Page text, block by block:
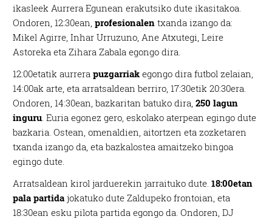
ikasleek Aurrera Egunean erakutsiko dute ikasitakoa.
Ondoren, 12:30ean,profesionalen txanda izango da:
Mikel Agirre, Inhar Urruzuno, Ane Atxutegi, Leire
Astoreka eta Zihara Zabala egongo dira.
12:00etatik aurrerapuzgarriak egongo dira futbol zelaian,
14:00ak arte, eta arratsaldean berriro, 17:30etik 20:30era.
Ondoren, 14:30ean, bazkaritan batuko dira, 250 lagun
inguru. Euria egonez gero, eskolako aterpean egingo dute
bazkaria. Ostean, omenaldien, aitortzen eta zozketaren
txanda izango da, eta bazkalostea amaitzeko bingoa
egingo dute.
Arratsaldean kirol jarduerekin jarraituko dute. 18:00etan
pala partida jokatuko dute Zaldupeko frontoian, eta
18:30ean esku pilota partida egongo da. Ondoren, DJ